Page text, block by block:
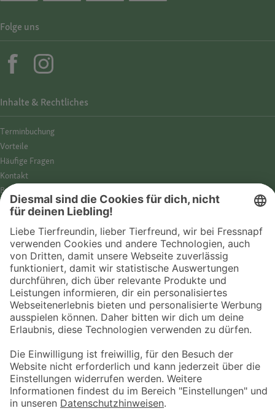
© 2026 Fressnapf Tiernahrungs GmbH
Westpreußenstraße 32-38
47809 Krefeld
Inhalte & Rechtliches
Termin­buchung
Vorteile
Häufige Fragen
Kontakt
Barrierefreiheit
Impressum
Datenschutz­hinweise
Cookies
AGB
Entdecke Fressnapf
Tierversicherung
GPS-Tracker
Fressnapf Salon
Online-Shop
Folge uns